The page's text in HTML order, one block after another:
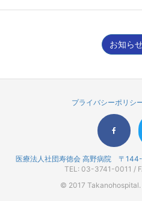
お知ら
プライバシーポリシ
医療法人社団寿徳会 高野病院 〒
TEL: 03-3741-0011 /
© 2017